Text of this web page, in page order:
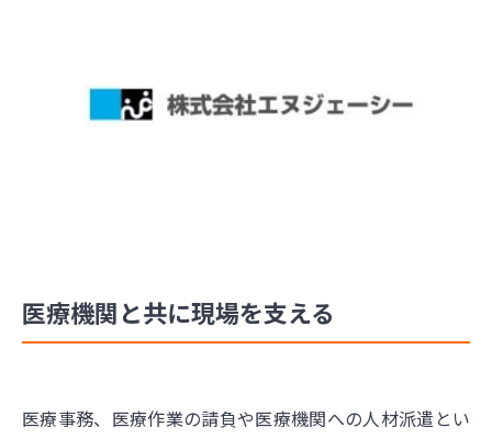
医療機関と共に現場を支える
医療事務、医療作業の請負や医療機関への人材派遣とい